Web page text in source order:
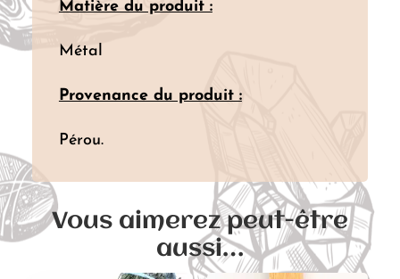
Matière du produit :
Métal
Provenance du produit :
Pérou.
Vous aimerez peut-être
aussi…